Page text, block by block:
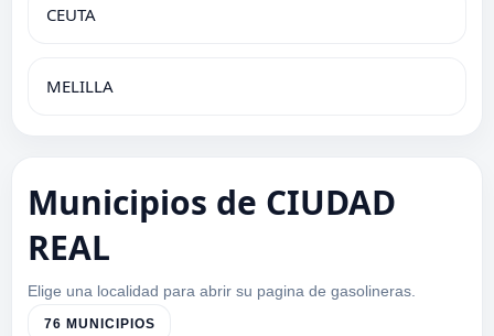
CEUTA
MELILLA
Municipios de CIUDAD
REAL
Elige una localidad para abrir su pagina de gasolineras.
76 MUNICIPIOS